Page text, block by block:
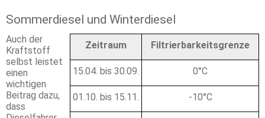
Sommerdiesel und Winterdiesel
Zeitraum Filtrierbarkeitsgrenze
15.04. bis 30.09. 0°C
01.10. bis 15.11. -10°C
Auch der
Kraftstoff
selbst leistet
einen
wichtigen
Beitrag dazu,
dass